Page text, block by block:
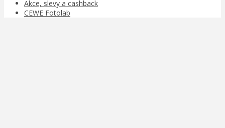
Akce, slevy a cashback
CEWE Fotolab